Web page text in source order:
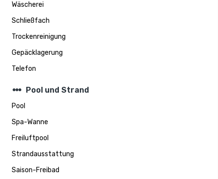
Wäscherei
Schließfach
Trockenreinigung
Gepäcklagerung
Telefon
steppers Pool und Strand
Pool
Spa-Wanne
Freiluftpool
Strandausstattung
Saison-Freibad